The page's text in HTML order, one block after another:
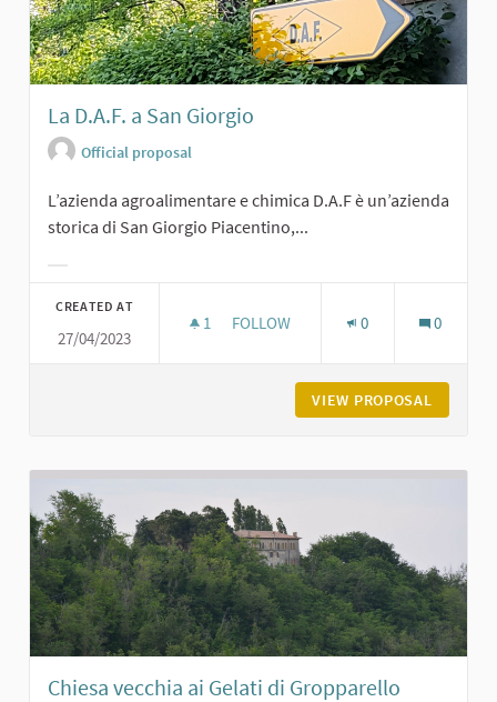
La D.A.F. a San Giorgio
Official proposal
L’azienda agroalimentare e chimica D.A.F è un’azienda
storica di San Giorgio Piacentino,...
CREATED AT
27/04/2023
1 1 FOLLOWER
FOLLOW 0 0
VIEW PROPOSAL
Chiesa vecchia ai Gelati di Gropparello